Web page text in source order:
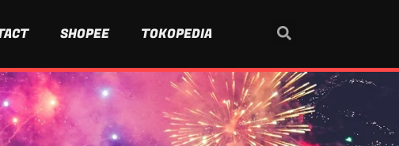
SHOPEE TOKOPEDIA